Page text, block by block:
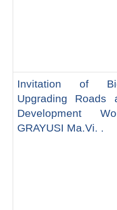
Invitation of
Upgrading Roads
Development
GRAYUSI Ma.Vi. .